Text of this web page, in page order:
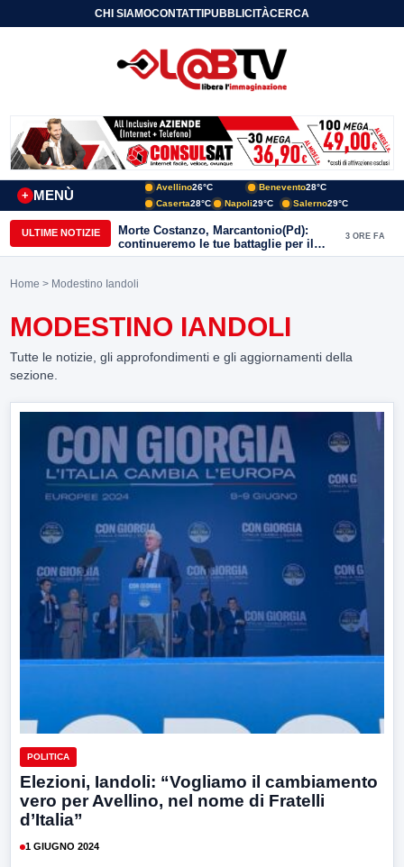
CHI SIAMOCONTATTIPUBBLICITÀCERCA
MENÙ
+
Avellino26°C Benevento28°C
Caserta28°C Napoli29°C Salerno29°C
ULTIME NOTIZIE
Morte Costanzo, Marcantonio(Pd):
continueremo le tue battaglie per il
Sannio
3 ORE FA
Home > Modestino Iandoli
MODESTINO IANDOLI
Tutte le notizie, gli approfondimenti e gli aggiornamenti della
sezione.
POLITICA
Elezioni, Iandoli: “Vogliamo il cambiamento
vero per Avellino, nel nome di Fratelli
d’Italia”
1 GIUGNO 2024